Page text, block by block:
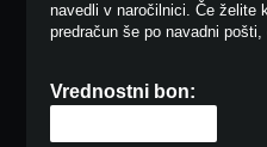
navedli v naročilnici. Če želite
predračun še po navadni
Vrednostni bon: